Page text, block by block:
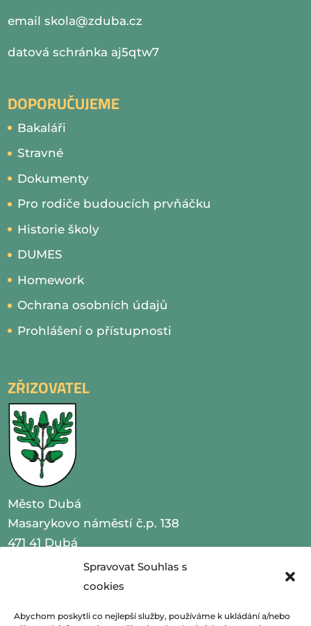
Spravovat Souhlas s
cookies
Abychom poskytli co nejlepší služby, používáme k ukládání a/nebo
emailskola@zduba.cz
datová schránka aj5qtw7
DOPORUČUJEME
Bakaláři
Stravné
Dokumenty
Pro rodiče budoucích prvňáčku
Historie školy
DUMES
Homework
Ochrana osobních údajů
Prohlášení o přístupnosti
ZŘIZOVATEL
Město Dubá
Masarykovo náměstí č.p. 138
471 41 Dubá
IČO 00260479